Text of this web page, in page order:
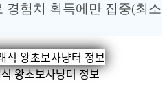
경험치 획득에만 집중(최소
왕초보사냥터 정보